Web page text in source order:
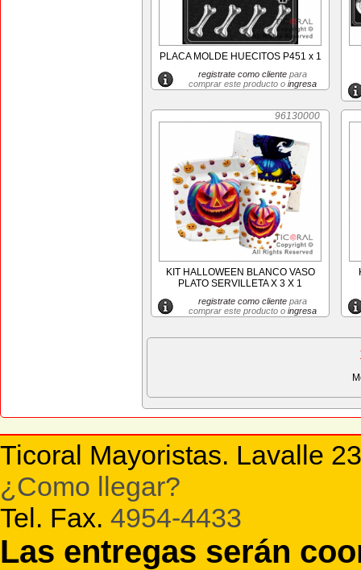
PLACA MOLDE HUECITOS P451 x 1
registrate como clientepara
comprar este producto o ingresa
96130000
KIT HALLOWEEN BLANCO VASO
PLATO SERVILLETA X 3 X 1
registrate como clientepara
comprar este producto o ingresa
Ticoral Mayoristas. Lavalle
¿Como llegar?
Tel. Fax. 4954-4433
Las entregas serán